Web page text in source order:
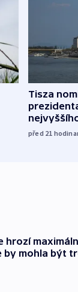
Tisza
před 21
hrozí
by mohla být